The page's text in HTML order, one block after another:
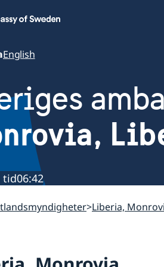
English
tid06:42
Liberia,